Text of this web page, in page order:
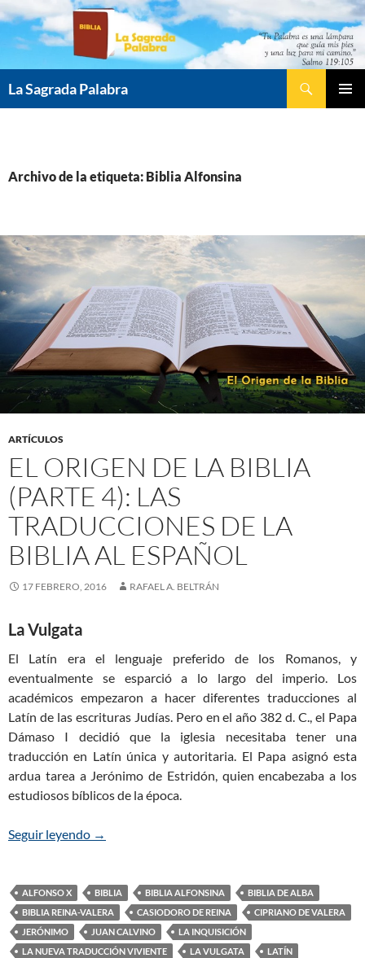
Saltar
contenido
La Sagrada Palabra
Archivo de la etiqueta: Biblia Alfonsina
ARTÍCULOS
EL ORIGEN DE LA BIBLIA
(PARTE 4): LAS
TRADUCCIONES DE LA
BIBLIA AL ESPAÑOL
17 FEBRERO, 2016 RAFAEL A. BELTRÁN
La Vulgata
El Latín era el lenguaje preferido de los Romanos, y
eventualmente se esparció a lo largo del imperio. Los
académicos empezaron a hacer diferentes traducciones al
Latín de las escrituras Judías. Pero en el año 382 d. C., el Papa
Dámaso I decidió que la iglesia necesitaba tener una
traducción en Latín única y autoritaria. El Papa asignó esta
ardua tarea a Jerónimo de Estridón, quien encabezaba a los
estudiosos bíblicos de la época.
Seguir leyendo El Origen de la Biblia (Parte 4): Las
→
ALFONSO X BIBLIA BIBLIA ALFONSINA
BIBLIA DE ALBA
BIBLIA REINA-VALERA
CASIODORO DE REINA
CIPRIANO DE VALERA
JERÓNIMO
JUAN CALVINO
LA INQUISICIÓN
LA NUEVA TRADUCCIÓN VIVIENTE
LA VULGATA
LATÍN